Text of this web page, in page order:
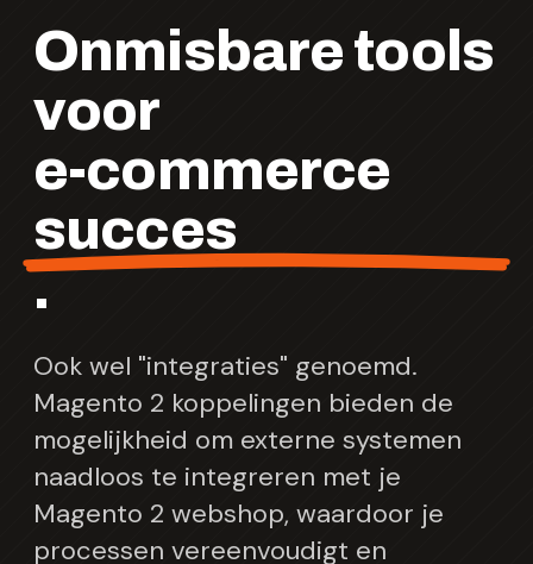
Onmisbare tools
voor
e-commerce
succes
.
Ook wel "integraties" genoemd.
Magento 2 koppelingen bieden de
mogelijkheid om externe systemen
naadloos te integreren met je
Magento 2 webshop, waardoor je
processen vereenvoudigt en